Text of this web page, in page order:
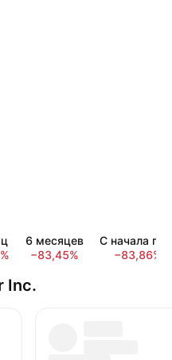
6 месяцев
−83,45%
С начала
−83,86%
Inc.